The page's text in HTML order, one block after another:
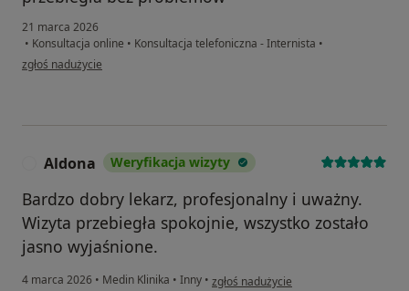
21 marca 2026
• Konsultacja online • Konsultacja telefoniczna - Internista •
w opinii użytkownika Pk
zgłoś nadużycie
Aldona Weryfikacja wizyty
Bardzo dobry lekarz, profesjonalny i uważny.
Wizyta przebiegła spokojnie, wszystko zostało
jasno wyjaśnione.
4 marca 2026 • Medin Klinika • Inny • w opinii użytkownika Aldona
zgłoś nadużycie